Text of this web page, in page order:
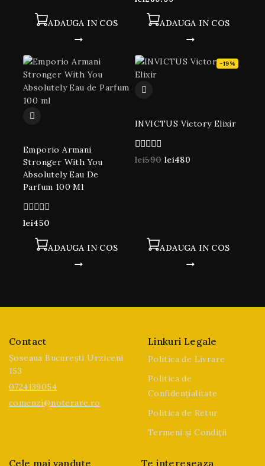
ADAUGA IN COS ADAUGA IN COS
Emporio Armani
Stronger With You
Absolutely Eau De
Parfum 100 Ml
0
lei450
ADAUGA IN COS
-19%
INVICTUS Victory Elixir
5.00
lei590 lei480
ADAUGA IN COS
Contact
Șoseaua București Urziceni
153
0724139054
comenzi@noterare.ro
Linkuri Legale
Politica de Livrare
Politica de
Confidențialitate
Politica de Retur
Termeni și Condiții
Cele mai vandute Te intereseaza